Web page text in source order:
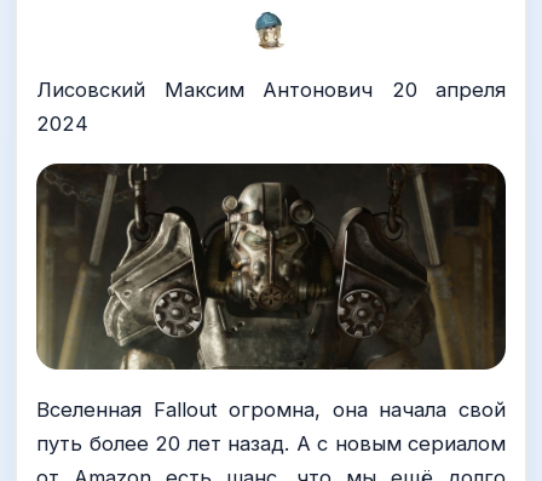
Лисовский Максим Антонович 20 апреля
2024
Вселенная Fallout огромна, она начала свой
путь более 20 лет назад. А с новым сериалом